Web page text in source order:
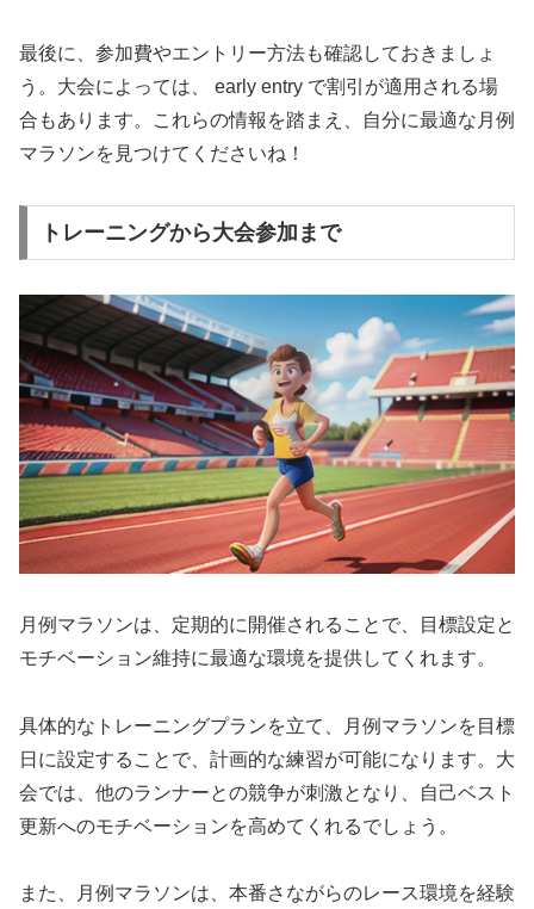
最後に、 参加費やエントリー方法も確認しておきましょ
う。大会によっては、 early entry で割引が適用される場
合もあります。これらの情報を踏まえ、自分に最適な月例
マラソンを見つけてくださいね！
トレーニングから大会参加まで
月例マラソンは、 定期的に開催されることで、目標設定と
モチベーション維持に最適な環境を提供してくれます。
具体的なトレーニングプランを立て、月例マラソンを目標
日に設定することで、計画的な練習が可能になります。大
会では、 他のランナーとの競争が刺激となり、自己ベスト
更新へのモチベーションを高めてくれるでしょう。
また、月例マラソンは、本番さながらのレース環境を経験